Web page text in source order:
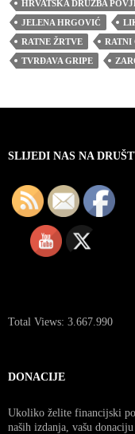
HRVATSKA DRUŽBA
JELENA HRGOVIĆ
RATNE ŽRTVE
RATNI
TVRĐAVA GRIPE
SLIJEDI NAS NA
Total Views: 3.667.990
DONACIJE
Ukoliko želite financijski
naših izdanja, vašu